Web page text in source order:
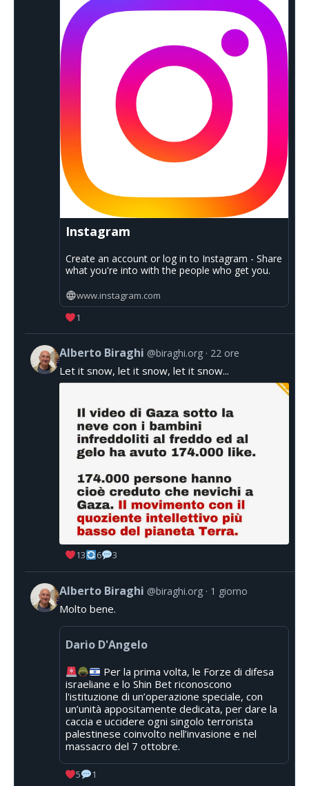
Instagram
Create an account or log in to Instagram - Share
what you're into with the people who get you.
www.instagram.com
1
Alberto Biraghi @biraghi.org 22 ore
Let it snow, let it snow, let it snow...
13 6 3
Alberto Biraghi @biraghi.org 1 giorno
Molto bene.
Dario D'Angelo
Per la prima volta, le Forze di difesa
israeliane e lo Shin Bet riconoscono
l'istituzione di un’operazione speciale, con
un’unità appositamente dedicata, per dare la
caccia e uccidere ogni singolo terrorista
palestinese coinvolto nell’invasione e nel
massacro del 7 ottobre.
5 1